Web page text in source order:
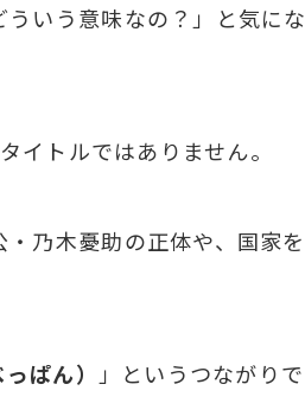
いう意味なの？」と気にな
イトルではありません。
乃木憂助の正体や、国家を
ぱん） 」というつながりで